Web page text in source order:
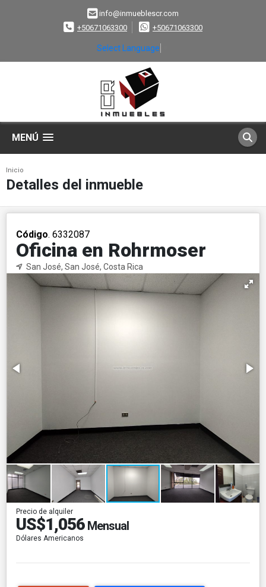
info@inmueblescr.com
+50671063300
+50671063300
Select Language
MENÚ
Inicio
Detalles del inmueble
Código. 6332087
Oficina en Rohrmoser
San José, San José, Costa Rica
Precio de alquiler
US$1,056 Mensual
Dólares Americanos